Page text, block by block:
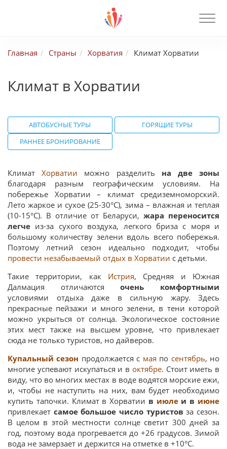
Главная Страны Хорватия Климат Хорватии
Климат в Хорватии
АВТОБУСНЫЕ ТУРЫ
ГОРЯЩИЕ ТУРЫ
РАННЕЕ БРОНИРОВАНИЕ
КлиматХорватии можно разделить на две зоны
благодаря разным географическим условиям. На
побережье Хорватии – климат средиземноморский.
Лето жаркое и сухое (25-30°C), зима – влажная и теплая
(10-15°C). В отличие от Беларуси, жара переносится
легче из-за сухого воздуха, легкого бриза с моря и
большому количеству зелени вдоль всего побережья.
Поэтому летний сезон идеально подходит, чтобы
провести незабываемый отдых в Хорватии с детьми.
Такие территории, как Истрия, Средняя и Южная
Далмация отличаютсяочень комфортными
условиями отдыха даже в сильную жару. Здесь
прекрасные пейзажи и много зелени, в тени которой
можно укрыться от солнца. Экологическое состояние
этих мест также на высшем уровне, что привлекает
сюда не только туристов, но дайверов.
Купальный сезон продолжается с мая по сентябрь, но
многие успевают искупаться и в октябре. Стоит иметь в
виду, что во многих местах в воде водятся морские ежи,
и, чтобы не наступить на них, вам будет необходимо
купить тапочки. Климат в Хорватии в июлеи в июне
привлекает самое большое число туристов за сезон.
В целом в этой местности солнце светит 300 дней за
год, поэтому вода прогревается до +26 градусов. Зимой
вода не замерзает и держится на отметке в +10°C.